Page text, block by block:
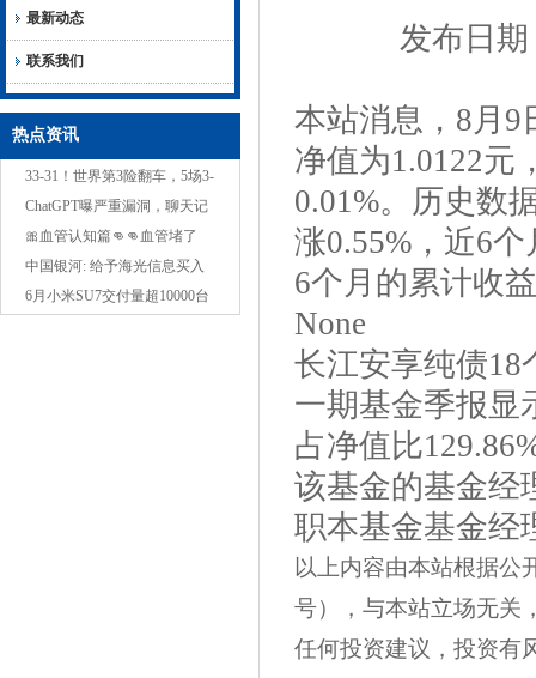
最新动态
联系我们
热点资讯
33-31！世界第3险翻车，5场3-
0，中国女排冲3连胜，1队变
NO.1？
ChatGPT曝严重漏洞，聊天记
录黑客随意看，网友：本地运
行也没用
🎀血管认知篇👊👊血管堵了
20%没感觉血管堵了40%有点
累血管堵了50%血压
中国银河: 给予海光信息买入
评级
6月小米SU7交付量超10000台
发布日
本站消息，8月9
净值为1.0122元
0.01%。历史数
涨0.55%，近6
6个月的累计收
None
长江安享纯债18
一期基金季报显
占净值比
该基金的基金经
职本基金基金经
以上内容由本站根据公
号），与本站立场无关
任何投资建议，投资有